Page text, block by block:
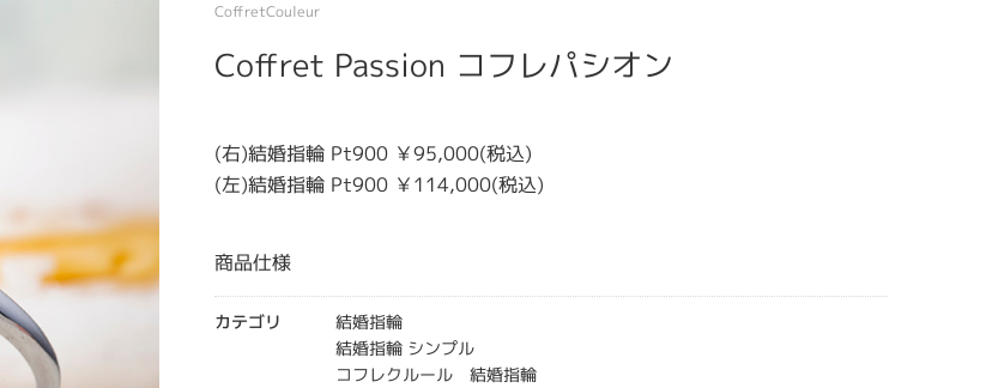
CoffretCouleur
Coffret Passion コフレパシオン
(右)結婚指輪 Pt900 ￥95,000(税込)
(左)結婚指輪 Pt900 ￥114,000(税込)
商品仕様
カテゴリ
結婚指輪
結婚指輪 シンプル
コフレクルール 結婚指輪